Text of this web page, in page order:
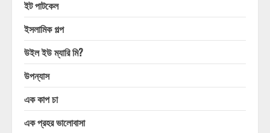
ইট পাটকেল
ইসলামিক গল্প
উইল ইউ ম্যারি মি?
উপন্যাস
এক কাপ চা
এক প্রহর ভালোবাসা